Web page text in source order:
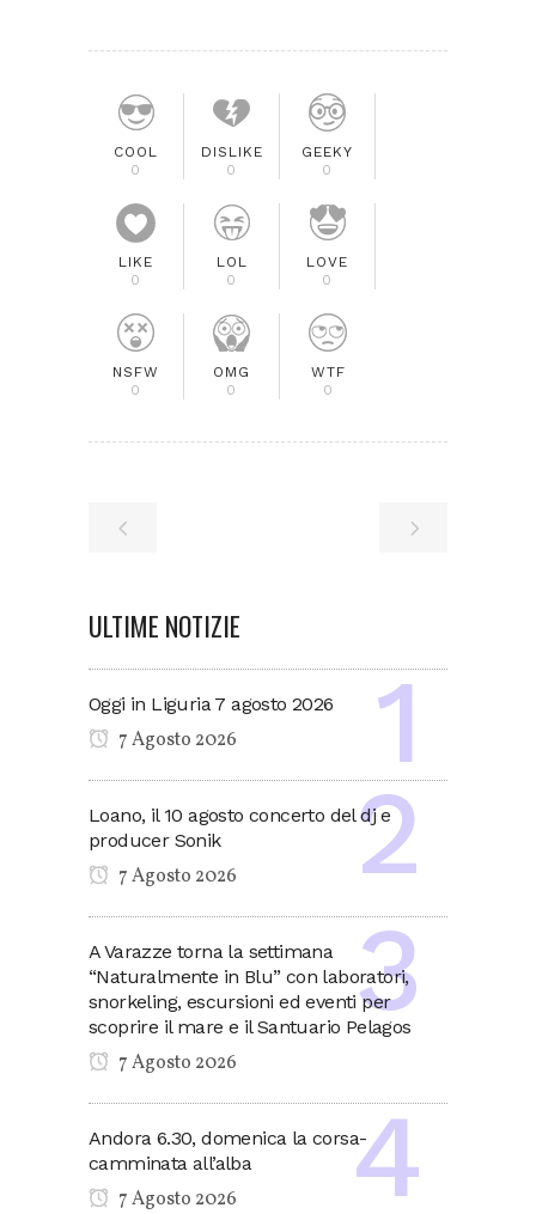
COOL
0
DISLIKE
0
GEEKY
0
LIKE
0
LOL
0
LOVE
0
NSFW
0
OMG
0
WTF
0
ULTIME NOTIZIE
Oggi in Liguria 7 agosto 2026
7 Agosto 2026
Loano, il 10 agosto concerto del dj e
producer Sonik
7 Agosto 2026
A Varazze torna la settimana
“Naturalmente in Blu” con laboratori,
snorkeling, escursioni ed eventi per
scoprire il mare e il Santuario Pelagos
7 Agosto 2026
Andora 6.30, domenica la corsa-
camminata all’alba
7 Agosto 2026